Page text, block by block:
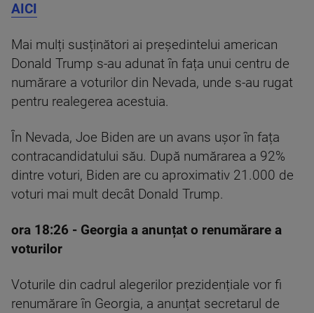
AICI
Mai mulți susținători ai președintelui american
Donald Trump s-au adunat în fața unui centru de
numărare a voturilor din Nevada, unde s-au rugat
pentru realegerea acestuia.
În Nevada, Joe Biden are un avans ușor în fața
contracandidatului său. După numărarea a 92%
dintre voturi, Biden are cu aproximativ 21.000 de
voturi mai mult decât Donald Trump.
ora 18:26 - Georgia a anunțat o renumărare a
voturilor
Voturile din cadrul alegerilor prezidențiale vor fi
renumărare în Georgia, a anunțat secretarul de